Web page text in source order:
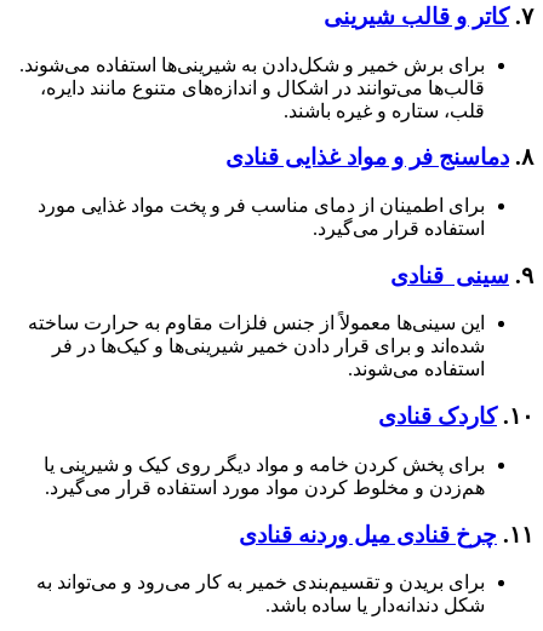
۷. کاتر و قالب‌ شیرینی
برای برش خمیر و شکل‌دادن به شیرینی‌ها استفاده می‌شوند.
قالب‌ها می‌توانند در اشکال و اندازه‌های متنوع مانند دایره،
قلب، ستاره و غیره باشند.
۸. دماسنج فر و مواد غذایی قنادی
برای اطمینان از دمای مناسب فر و پخت مواد غذایی مورد
استفاده قرار می‌گیرد.
۹. سینی‌ قنادی
این سینی‌ها معمولاً از جنس فلزات مقاوم به حرارت ساخته
شده‌اند و برای قرار دادن خمیر شیرینی‌ها و کیک‌ها در فر
استفاده می‌شوند.
۱۰. کاردک قنادی
برای پخش کردن خامه و مواد دیگر روی کیک و شیرینی یا
هم‌زدن و مخلوط کردن مواد مورد استفاده قرار می‌گیرد.
۱۱. چرخ قنادی میل وردنه قنادی
برای بریدن و تقسیم‌بندی خمیر به کار می‌رود و می‌تواند به
شکل دندانه‌دار یا ساده باشد.